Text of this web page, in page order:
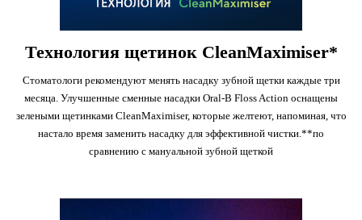
Технология щетинок CleanMaximiser*
Стоматологи рекомендуют менять насадку зубной щетки каждые три
месяца. Улучшенные сменные насадки Oral-B Floss Action оснащены
зелеными щетинками CleanMaximiser, которые желтеют, напоминая, что
настало время заменить насадку для эффективной чистки.**по
сравнению с мануальной зубной щеткой